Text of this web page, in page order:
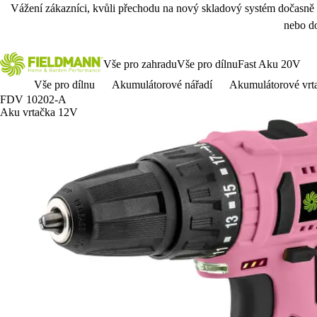
Vážení zákazníci, kvůli přechodu na nový skladový systém
nebo
Vše pro zahraduVše pro dílnuFast Aku 20V
Vše pro dílnu
Akumulátorové nářadí
Akumulátorové
FDV 10202-A
Aku vrtačka 12V